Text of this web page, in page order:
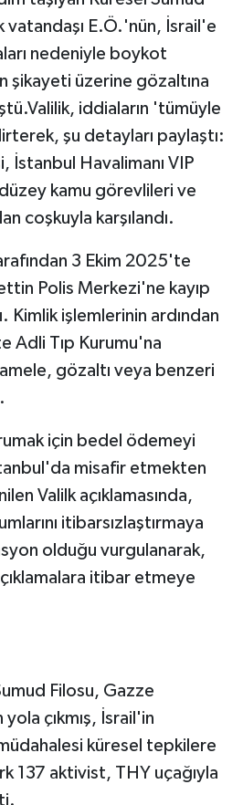
vatandaşı E.Ö.'nün, İsrail'e
nedeniyle boykot
şikayeti üzerine gözaltına
iddiaların 'tümüyle
şu detayları paylaştı:
İstanbul Havalimanı VIP
kamu görevlileri ve
coşkuyla karşılandı.
3 Ekim 2025'te
Polis Merkezi'ne kayıp
Kimlik işlemlerinin ardından
Adli Tıp Kurumu'na
gözaltı veya benzeri
için bedel ödemeyi
misafir etmekten
Valilk açıklamasında,
itibarsızlaştırmaya
olduğu vurgulanarak,
itibar etmeye
Filosu, Gazze
yola çıkmış, İsrail'in
küresel tepkilere
137 aktivist, THY uçağıyla